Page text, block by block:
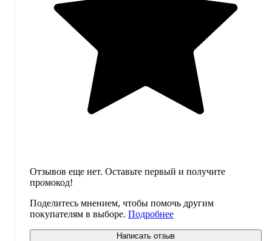
Отзывов еще нет. Оставьте первый и получите
промокод!
Поделитесь мнением, чтобы помочь другим
покупателям в выборе. Подробнее
Написать отзыв